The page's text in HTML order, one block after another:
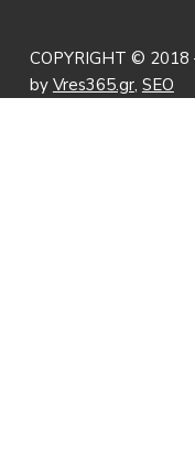
COPYRIGHT © 2018
by Vres365.gr, SEO